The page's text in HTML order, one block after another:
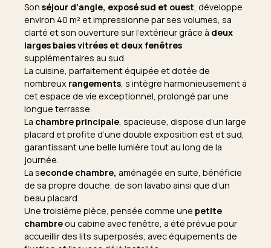
Son séjour d’angle, exposé sud et ouest , développe
environ 40 m² et impressionne par ses volumes, sa
clarté et son ouverture sur l’extérieur grâce à deux
larges baies vitrées et deux fenêtres
supplémentaires au sud.
La cuisine, parfaitement équipée et dotée de
nombreux rangements , s’intègre harmonieusement à
cet espace de vie exceptionnel, prolongé par une
longue terrasse.
La chambre principale , spacieuse, dispose d’un large
placard et profite d’une double exposition est et sud,
garantissant une belle lumière tout au long de la
journée.
La seconde chambre, aménagée en suite, bénéficie
de sa propre douche, de son lavabo ainsi que d’un
beau placard.
Une troisième pièce, pensée comme une petite
chambreou cabine avec fenêtre, a été prévue pour
accueillir des lits superposés, avec équipements de